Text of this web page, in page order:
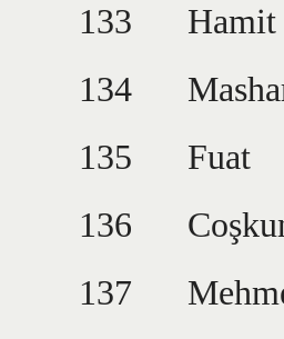
133
Hamit
134
135
Fuat
136
137